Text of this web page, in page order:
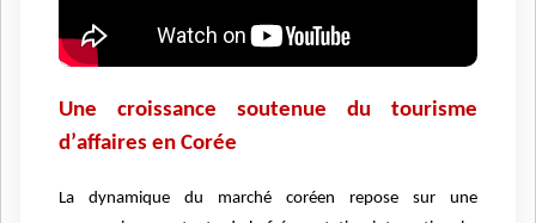
Une croissance soutenue du tourisme
d ’affaires en Corée
La dynamique du marché coréen repose sur une